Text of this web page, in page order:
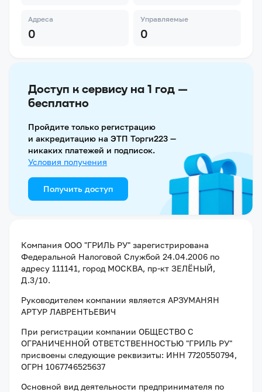
Адреса
0
Управляемые
0
Доступ к сервису на 1 год —
бесплатно
Пройдите только регистрацию
и аккредитацию на ЭТП Торги223 —
никаких платежей и подписок.
Условия получения
Получить доступ
Компания ООО "ГРИЛЬ РУ" зарегистрирована
Федеральной Налоговой Службой 24.04.2006 по
адресу 111141, город МОСКВА, пр-кт ЗЕЛЁНЫЙ,
Д.3/10.
Руководителем компании является АРЗУМАНЯН
АРТУР ЛАВРЕНТЬЕВИЧ
При регистрации компании ОБЩЕСТВО С
ОГРАНИЧЕННОЙ ОТВЕТСТВЕННОСТЬЮ "ГРИЛЬ РУ"
присвоены следующие реквизиты: ИНН 7720550794,
ОГРН 1067746525637
Основной вид деятельности предпринимателя по